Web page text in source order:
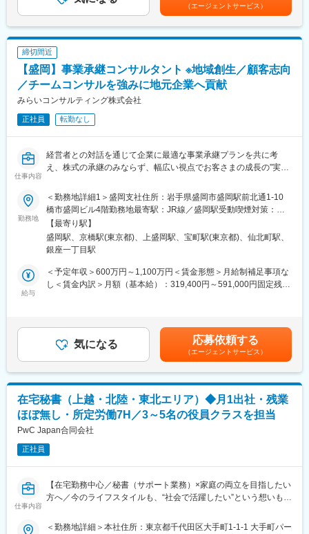
・国内店舗で店長を経験した後に、海外店舗へチャレンジする社
員も多数います。
・将来の独立を見据え、店舗経営を一通り学びたい方にもぴった
りの環境です！
■働きやすさ：
・月8～9休／深夜営業基本なし
・休日出勤などもブロック長、SVがサポートしていますのでエリ
ア内で人員を補い合い、適正な運営を実現しています。
■インセンティブ制度／年4回
・四半期毎の店舗ランキングにより決まります。※年間で最大100
万
・安定企業で長期的にキャリアを築きたい方
・若いうちから実力でキャリアアップしていきたい方
変更の範囲：会社の定める業務
■職務内容：現場を理解しチームを導く店長
・調理、仕込み、ホール業務の理解およびフォロー
・売上金・原価・食材管理
・店舗の衛生・品質管理
・スタッフ育成、チームマネジメント
・シフト管理・労務管理
・店舗の経営戦略立案・実行
「自分だけができる」ではなく、スタッフ一人ひとりの気づきや
強みを引き出し、店の文化として定着させることが、店長の重要
■キャリアパス：
・人事／人材育成／労務／広報などの管理部門職
・商品開発／店舗開発
・海外事業部（国内店舗で店長経験後、海外で活躍する社員も多
数）
※いずれも社内公募制度による実例のあるキャリアです
■働きやすさ：
人員を補完
・無理な長時間労働を防ぐ、組織的な運営体制
■インセンティブ制度／年4回
「人を育て、店を良くする」
その結果としての成果を、数字で正当に評価します。
・裁量のある環境で、現場発信の店舗づくりに挑戦したい方
・安定した基盤のもと、長期的にキャリアアップしたい方
（店舗の目標達成時に支給）■モデル例:・入社2年目24歳・店長
職/(インセンティブ含む年俸)470万円・入社5年目27歳・SV職/(イ
ンセンティブ含む年俸)580万円・入社8年目30歳・ブロック長
職/(インセンティブ含む年俸)660万円賃金はあくまでも目安の金額
であり、選考を通じて上下する可能性があります。月給(月額)は固
定手当を含めた表記です。
（エージェントサービス）
締切間近
【盛岡】事業承継コンサルタント ※地域創生／顧客志向
／チームコンサルを強みに地元企業へ貢献
みらいコンサルティング株式会社
正社員 転勤なし
仕事内容
経営者との対話を通じて企業に最適な事業承継プランを共に考
え、株式の承継のみならず、幅広い視点でお客さまの成長の”実
■仕事内容：
地域に拠点を置くファミリービジネス企業から、IPOを目指す成長
企業まで、幅広い業種・企業規模のクライアントがいます。
経営者との対話を通じて企業に最適な事業承継プランを共に考
え、株式の承継のみならず、幅広い視点でお客様の成長の”実現”を
支援します。事業承継・組織再編の実施により顕在化するさまざ
まな経営課題に、公認会計士・税理士・社会保険労務士・司法書
その他、決算支援、財務顧問、組織再編、M&A業務にも携わって
いただくことができます。
実現の中に社会貢献の要素が多い人材が集結。
・「生涯顧客（お客さま）」「チームコンサルティング」「実
行・実現支援」…お客さまの「計画立案ではなく、成功実現」の
ために、共に考え・行動し、チームでお客さまの期待を超える付
加価値を提供し続けることで、共創パートナーとなることを目指
しています。
＜同社の特徴＞
・各分野の専門家や実務コンサルタントが顧客に合わせたプロジ
ェクトチームを結成し、顧客の経営課題にあらゆる角度から的確
提供します。
勤務地
＜勤務地詳細1＞盛岡支社住所：岩手県盛岡市盛岡駅前北通1-10
橋市盛岡ビル4階勤務地最寄駅：JR線／盛岡駅受動喫煙対策：屋
内全面禁煙＜勤務地詳細2＞本社住所：東京都中央区京橋2-2-1 京
橋エドグラン19F勤務地最寄駅：東京メトロ銀座線／京橋駅受動
喫煙対策：屋内全面禁煙変更の範囲：会社の定める事業所
【最寄り駅】
盛岡駅、京橋駅(東京都)、上盛岡駅、宝町駅(東京都)、仙北町駅、
銀座一丁目駅
給与
＜予定年収＞600万円～1,100万円＜賃金形態＞月給制補足事項な
し＜賃金内訳＞月額（基本給）：319,400円～591,000円固定残業
給与補足＞※給与には30時間分の固定残業代を含む/超過分は全額
支給※経験・能力、現年収など考慮の上、決定いたします■昇給：
年1回■賞与：年2回（2ヶ月×2回）賃金はあくまでも目安の金額で
あり、選考を通じて上下する可能性があります。月給(月額)は固定
手当を含めた表記です。
気になる 応募依頼する
（エージェントサービス）
在宅秘書（上越・北陸・東北エリア）◆月1出社・残業
ほぼ無し・所定労働7H／3～5名の役員クラスを担当
PwC Japan合同会社
正社員
仕事内容
【在宅勤務中心／秘書（サポート業務）×家庭の両立を目指したい
方へ／今のライフスタイルも、“社会で活躍したい”という想いも、
ス×在宅勤務中心の働き方」で長期就業が可能】
＜勤務地詳細＞本社住所：東京都千代田区大手町1-1-1 大手町パー